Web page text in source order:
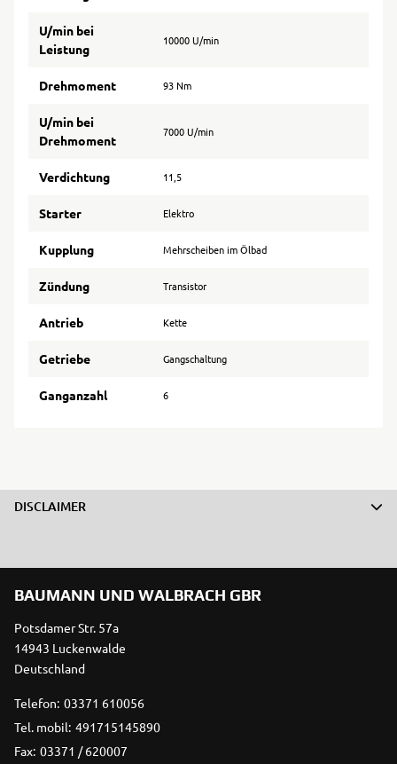
U/min bei
Leistung
10000 U/min
Drehmoment 93 Nm
U/min bei
Drehmoment
7000 U/min
Verdichtung 11,5
Starter Elektro
Kupplung Mehrscheiben im Ölbad
Zündung Transistor
Antrieb Kette
Getriebe Gangschaltung
Ganganzahl 6
DISCLAIMER
BAUMANN UND WALBRACH GBR
Potsdamer Str. 57a
14943 Luckenwalde
Deutschland
Telefon: 03371 610056
Tel. mobil: 491715145890
Fax: 03371 / 620007